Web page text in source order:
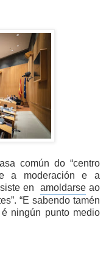
común do “centro
a moderación e a
en amoldarse ao
“E sabendo tamén
ningún punto medio